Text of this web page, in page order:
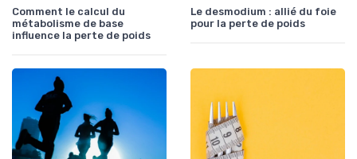
Comment le calcul du
métabolisme de base
influence la perte de poids
Le desmodium : allié du foie
pour la perte de poids